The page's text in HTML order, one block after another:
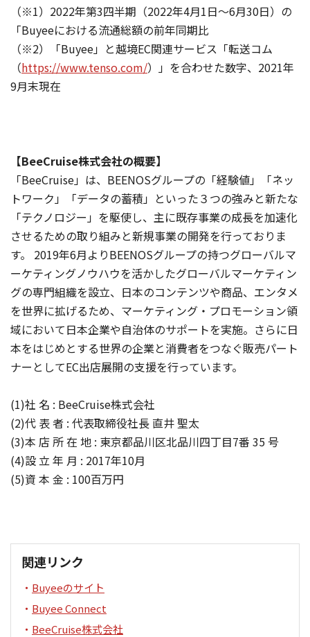
（※1）2022年第3四半期（2022年4月1日～6月30日）の
「Buyeeにおける流通総額の前年同期比
（※2）「Buyee」と越境EC関連サービス「転送コム
（https://www.tenso.com/）」を合わせた数字、2021年
9月末現在
【BeeCruise株式会社の概要】
「BeeCruise」は、BEENOSグループの「経験値」「ネッ
トワーク」「データの蓄積」といった３つの強みと新たな
「テクノロジー」を駆使し、主に既存事業の成長を加速化
させるための取り組みと新規事業の開発を行っておりま
す。 2019年6月よりBEENOSグループの持つグローバルマ
ーケティングノウハウを活かしたグローバルマーケティン
グの専門組織を設立、日本のコンテンツや商品、エンタメ
を世界に拡げるため、マーケティング・プロモーション領
域において日本企業や自治体のサポートを実施。さらに日
本をはじめとする世界の企業と消費者をつなぐ販売パート
ナーとしてEC出店展開の支援を行っています。
(1)社 名 : BeeCruise株式会社
(2)代 表 者 : 代表取締役社長 直井 聖太
(3)本 店 所 在 地 : 東京都品川区北品川四丁目7番 35 号
(4)設 立 年 月 : 2017年10月
(5)資 本 金 : 100百万円
関連リンク
Buyeeのサイト
Buyee Connect
BeeCruise株式会社